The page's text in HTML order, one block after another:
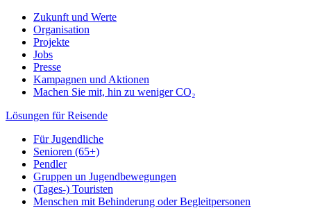
Zukunft und Werte
Organisation
Projekte
Jobs
Presse
Kampagnen und Aktionen
Machen Sie mit, hin zu weniger CO₂
Lösungen für Reisende
Für Jugendliche
Senioren (65+)
Pendler
Gruppen un Jugendbewegungen
(Tages-) Touristen
Menschen mit Behinderung oder Begleitpersonen